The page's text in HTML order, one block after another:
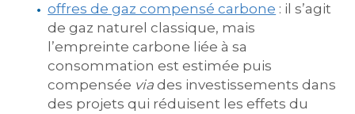
offres de gaz compensé carbone : il s’agit
de gaz naturel classique, mais
l’empreinte carbone liée à sa
consommation est estimée puis
compensée via des investissements dans
des projets qui réduisent les effets du